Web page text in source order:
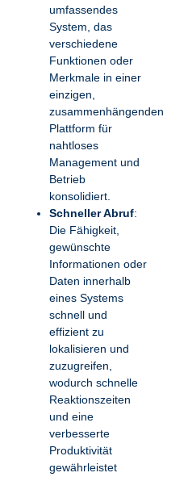
umfassendes
System, das
verschiedene
Funktionen oder
Merkmale in einer
einzigen,
zusammenhängenden
Plattform für
nahtloses
Management und
Betrieb
konsolidiert.
Schneller Abruf:
Die Fähigkeit,
gewünschte
Informationen oder
Daten innerhalb
eines Systems
schnell und
effizient zu
lokalisieren und
zuzugreifen,
wodurch schnelle
Reaktionszeiten
und eine
verbesserte
Produktivität
gewährleistet